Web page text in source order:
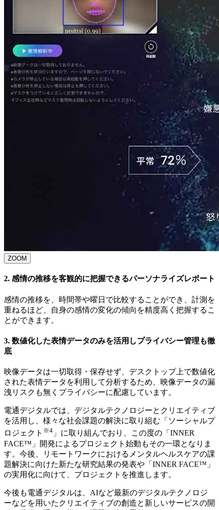
ZOOM
2. 感情の推移を客観的に把握できるパーソナライズレポート
感情の推移を、時間帯や曜日で比較することができ、計測を
重ねるほど、自身の感情の変化の傾向を精度高く把握するこ
とができます。
3. 数値化した表情データのみを活用しプライバシー管理も徹
底
映像データは一切取得・保存せず、デスクトップ上で数値化
された表情データを利用して分析するため、映像データの漏
洩リスクも無くプライバシーに配慮しています。
電通デジタルでは、デジタルテクノロジーとクリエイティブ
を活用し、様々な社会課題の解決に取り組む「ソーシャルプ
ロジェクト ※4 」に取り組んでおり、この度の「INNER
FACE™」開発によるプロジェクト始動もその一環となりま
す。今後、リモートワークにおけるメンタルヘルスケアの課
題解決に向けた新たな研究結果の発表や「INNER FACE™」
の実用化に向けて、プロジェクトを推進します。
今後も電通デジタルは、AIなど最新のデジタルテクノロジ
ーなどを用いたクリエイティブの創造と新しいサービスの開